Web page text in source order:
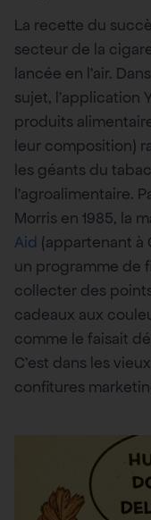
La recette du
secteur de la
lancée en l’air.
sujet, l’application
produits
leur composition)
les géants du
l’agroalimentaire.
Morris en 1985, la
Aid (appartenant à
un programme de
collecter des
cadeaux aux
comme le faisait
C’est dans les
confitures